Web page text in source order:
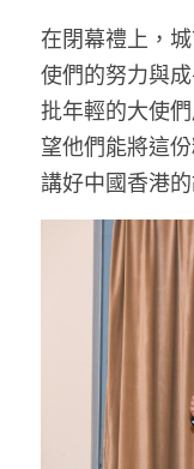
在閉幕禮上，
使們的努力與
批年輕的大使
望他們能將這
講好中國香港的